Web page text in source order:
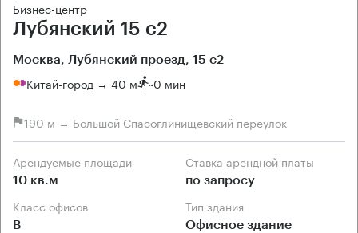
Бизнес-центр
Лубянский 15 с2
Москва, Лубянский проезд, 15 с2
Китай-город → 40 м ~0 мин
190 м → Большой Спасоглинищевский переулок
Арендуемые площади
10 кв.м
Ставка арендной платы
по запросу
Класс офисов
B
Тип здания
Офисное здание